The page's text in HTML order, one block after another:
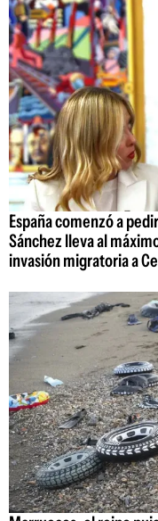
España comenzó a
Sánchez lleva al
invasión migratoria a